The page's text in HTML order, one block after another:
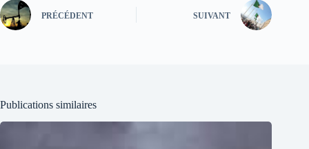
PRÉCÉDENT SUIVANT
Publications similaires